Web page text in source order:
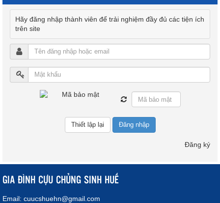
Hãy đăng nhập thành viên để trải nghiệm đầy đủ các tiện ích
trên site
Đăng nhập
Đăng ký
GIA ĐÌNH CỰU CHỦNG SINH HUẾ
Email: cuucshuehn@gmail.com